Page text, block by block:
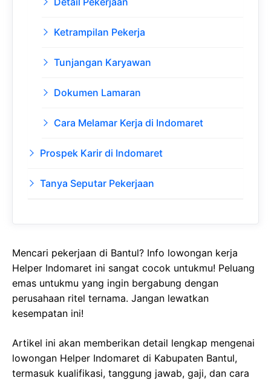
Ketrampilan Pekerja
Tunjangan Karyawan
Dokumen Lamaran
Cara Melamar Kerja di Indomaret
Prospek Karir di Indomaret
Tanya Seputar Pekerjaan
Mencari pekerjaan di Bantul? Info lowongan kerja
Helper Indomaret ini sangat cocok untukmu! Peluang
emas untukmu yang ingin bergabung dengan
perusahaan ritel ternama. Jangan lewatkan
kesempatan ini!
Artikel ini akan memberikan detail lengkap mengenai
lowongan Helper Indomaret di Kabupaten Bantul,
termasuk kualifikasi, tanggung jawab, gaji, dan cara